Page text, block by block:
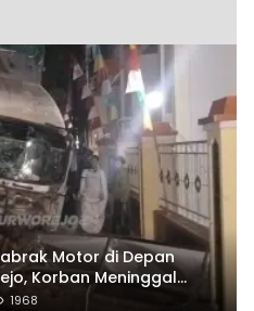
Motor di Depan
Korban Meninggal
Selidiki Penyebab
1968